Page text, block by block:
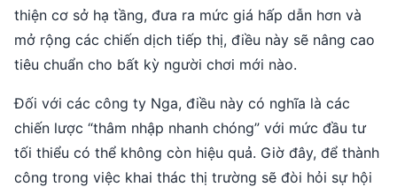
thiện cơ sở hạ tầng, đưa ra mức giá hấp dẫn hơn và
mở rộng các chiến dịch tiếp thị, điều này sẽ nâng cao
tiêu chuẩn cho bất kỳ người chơi mới nào.
Đối với các công ty Nga, điều này có nghĩa là các
chiến lược “thâm nhập nhanh chóng” với mức đầu tư
tối thiểu có thể không còn hiệu quả. Giờ đây, để thành
công trong việc khai thác thị trường sẽ đòi hỏi sự hội